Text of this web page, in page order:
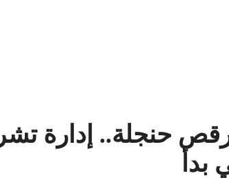
حنجلة.. إدارة
بدأ